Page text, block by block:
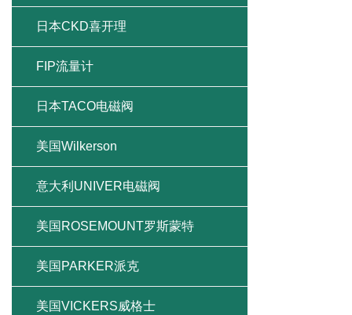
日本CKD喜开理
FIP流量计
日本TACO电磁阀
美国Wilkerson
意大利UNIVER电磁阀
美国ROSEMOUNT罗斯蒙特
美国PARKER派克
美国VICKERS威格士